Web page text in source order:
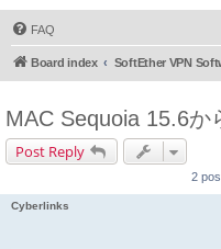
FAQ
Board index SoftEther VPN
MAC Sequoia 15.6か
Post Reply
2
Cyberlinks